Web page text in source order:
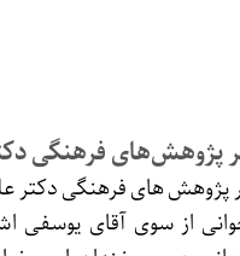
پژوهش‌های فرهنگی
از سوی آقای یوسفی